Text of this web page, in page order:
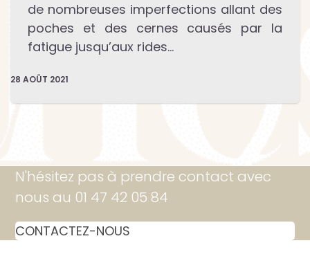
de nombreuses imperfections allant des
poches et des cernes causés par la
fatigue jusqu’aux rides…
28 AOÛT 2021
N'hésitez pas à prendre contact avec
nous au 01 47 42 05 84
CONTACTEZ-NOUS